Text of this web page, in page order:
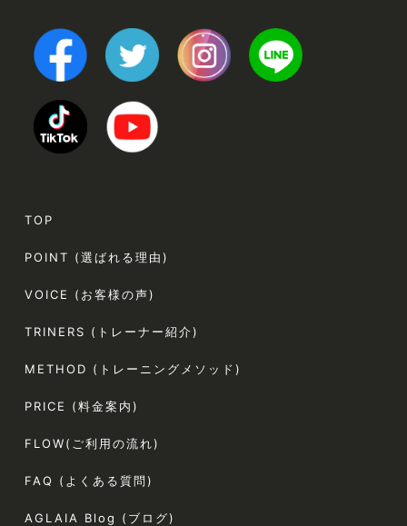
TOP
POINT (選ばれる理由)
VOICE (お客様の声)
TRINERS (トレーナー紹介)
METHOD (トレーニングメソッド)
PRICE (料金案内)
FLOW(ご利用の流れ)
FAQ (よくある質問)
AGLAIA Blog (ブログ)